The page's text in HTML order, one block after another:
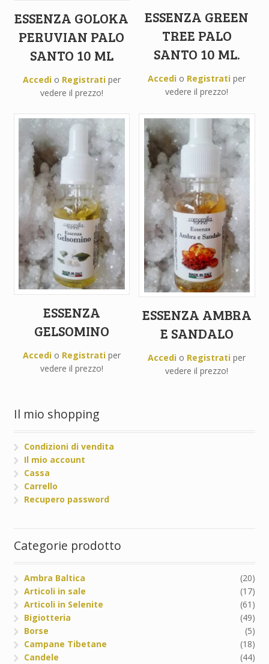
ESSENZA GOLOKA
PERUVIAN PALO
SANTO 10 ML
Accedio Registratiper
vedere il prezzo!
ESSENZA GREEN
TREE PALO
SANTO 10 ML.
Accedi o Registrati per
vedere il prezzo!
ESSENZA
GELSOMINO
Accedio Registratiper
vedere il prezzo!
ESSENZA AMBRA
E SANDALO
Accedi o Registrati per
vedere il prezzo!
Il mio shopping
Condizioni di vendita
Il mio account
Cassa
Carrello
Recupero password
Categorie prodotto
Ambra Baltica
(20)
Articoli in sale
(17)
Articoli in Selenite
(61)
Bigiotteria
(49)
Borse
(5)
Campane Tibetane
(18)
Candele
(44)